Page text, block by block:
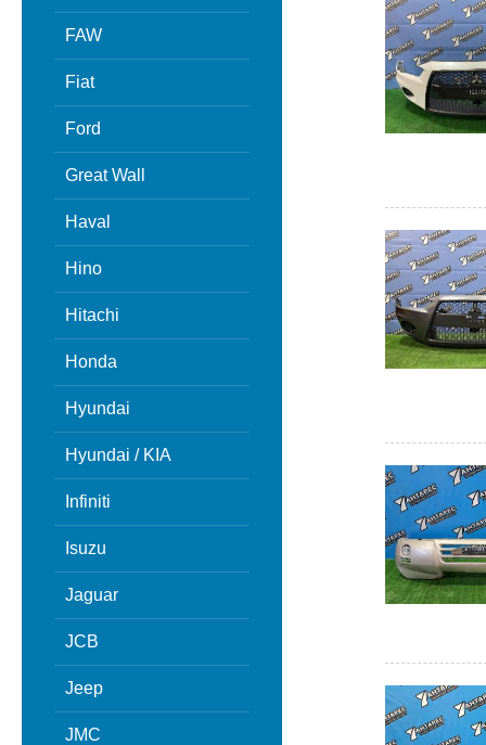
FAW
Fiat
Ford
Great Wall
Haval
Hino
Hitachi
Honda
Hyundai
Hyundai / KIA
Infiniti
Isuzu
Jaguar
JCB
Jeep
JMC